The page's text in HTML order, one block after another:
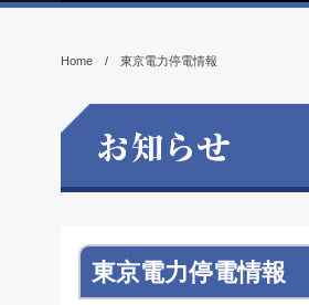
Home / 東京電力停電情報
東京電力停電情報